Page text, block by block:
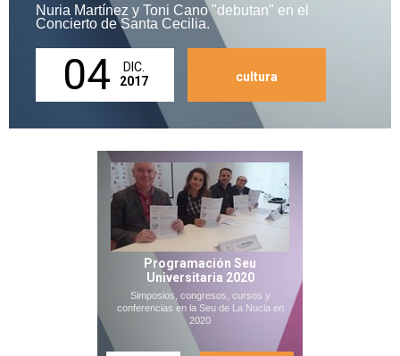
Nuria Martínez y Toni Cano "debutan" en el
Concierto de Santa Cecilia.
04
DIC.
2017
cultura
Programación Seu
Universitaria 2020
Simposios, congresos, cursos y
conferencias en la Seu de La Nucia en
2020